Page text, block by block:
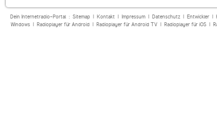
Dein Internetradio-Portal : Sitemap| Kontakt| Impressum| Datenschutz| Entwickler|
Windows| Radioplayer für Android| Radioplayer für Android TV| Radioplayer für iOS|